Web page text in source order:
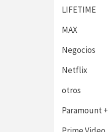
LIFETIME
MAX
Negocios
Netflix
otros
Paramount +